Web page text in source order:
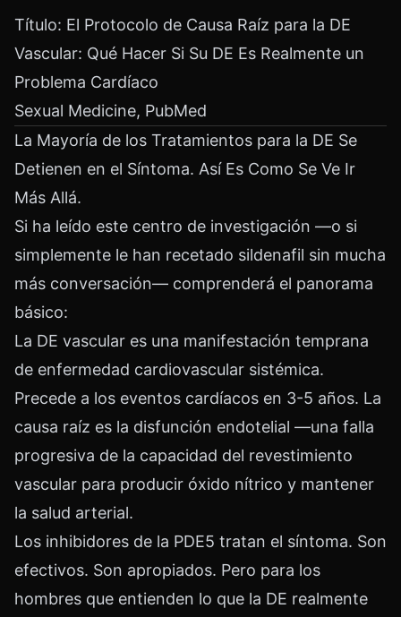
Título: El Protocolo de Causa Raíz para la DE
Vascular: Qué Hacer Si Su DE Es Realmente un
Problema Cardíaco
Sexual Medicine, PubMed
La Mayoría de los Tratamientos para la DE Se
Detienen en el Síntoma. Así Es Como Se Ve Ir
Más Allá.
Si ha leído este centro de investigación —o si
simplemente le han recetado sildenafil sin mucha
más conversación— comprenderá el panorama
básico:
La DE vascular es una manifestación temprana
de enfermedad cardiovascular sistémica.
Precede a los eventos cardíacos en 3-5 años. La
causa raíz es la disfunción endotelial —una falla
progresiva de la capacidad del revestimiento
vascular para producir óxido nítrico y mantener
la salud arterial.
Los inhibidores de la PDE5 tratan el síntoma. Son
efectivos. Son apropiados. Pero para los
hombres que entienden lo que la DE realmente